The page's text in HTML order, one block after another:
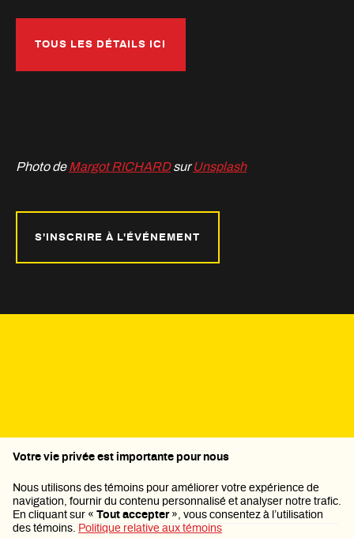
TOUS LES DÉTAILS ICI
Photo deMargot RICHARDsurUnsplash
S'INSCRIRE À L'ÉVÉNEMENT
Votre vie privée est importante pour nous
Nous utilisons des témoins pour améliorer votre expérience de
navigation, fournir du contenu personnalisé et analyser notre trafic.
En cliquant sur « Tout accepter», vous consentez à l’utilisation
des témoins. Politique relative aux témoins